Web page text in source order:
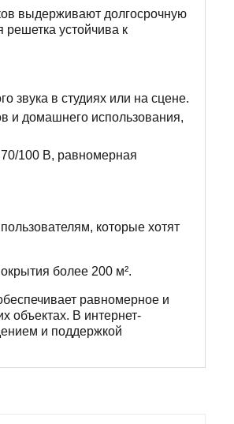
выдерживают долгосрочную
устойчива к
звука в студиях или на сцене.
и домашнего использования,
100 В, равномерная
которые хотят
более 200 м².
равномерное и
объектах. В интернет-
и поддержкой